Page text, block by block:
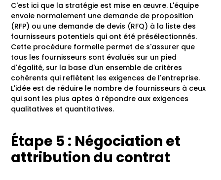
C'est ici que la stratégie est mise en œuvre. L'équipe
envoie normalement une demande de proposition
(RFP) ou une demande de devis (RFQ) à la liste des
fournisseurs potentiels qui ont été présélectionnés.
Cette procédure formelle permet de s'assurer que
tous les fournisseurs sont évalués sur un pied
d'égalité, sur la base d'un ensemble de critères
cohérents qui reflètent les exigences de l'entreprise.
L'idée est de réduire le nombre de fournisseurs à ceux
qui sont les plus aptes à répondre aux exigences
qualitatives et quantitatives.
Étape 5 : Négociation et
attribution du contrat